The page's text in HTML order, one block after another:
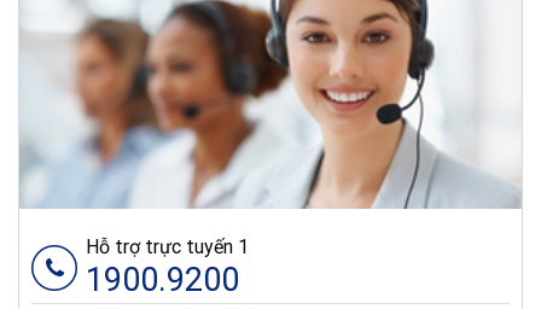
Hỗ trợ trực tuyến 1
1900.9200